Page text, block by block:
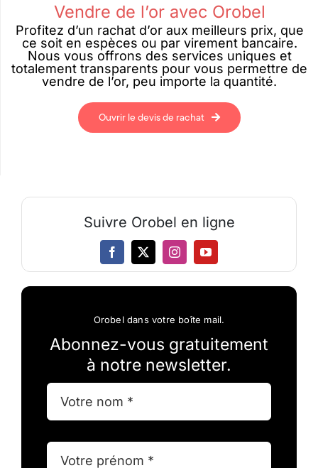
Vendre de l’or avec Orobel
Profitez d’un rachat d’or aux meilleurs prix, que
ce soit en espèces ou par virement bancaire.
Nous vous offrons des services uniques et
totalement transparents pour vous permettre de
vendre de l’or, peu importe la quantité.
Ouvrir le devis de rachat
Suivre Orobel en ligne
Orobel dans votre boîte mail.
Abonnez-vous gratuitement
à notre newsletter.